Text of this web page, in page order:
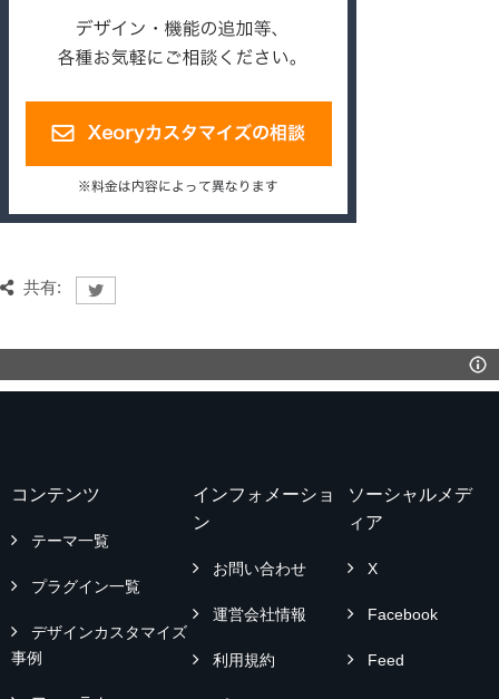
共有:
コンテンツ
テーマ一覧
プラグイン一覧
デザインカスタマイズ
事例
インフォメーショ
ン
お問い合わせ
運営会社情報
利用規約
ソーシャルメデ
ィア
X
Facebook
Feed